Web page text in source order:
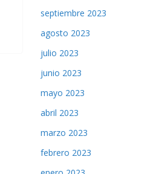
septiembre 2023
agosto 2023
julio 2023
junio 2023
mayo 2023
abril 2023
marzo 2023
febrero 2023